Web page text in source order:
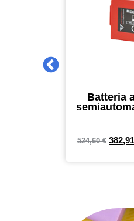
Batteria
524,60€ 382,91